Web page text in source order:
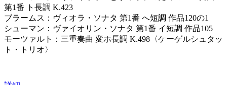
第1番 ト長調 K.423
ブラームス：ヴィオラ・ソナタ 第1番 へ短調 作品120の1
シューマン：ヴァイオリン・ソナタ 第1番 イ短調 作品105
モーツァルト：三重奏曲 変ホ長調 K.498〈ケーゲルシュタッ
ト・トリオ〉